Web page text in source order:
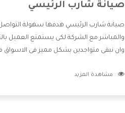
صيانة شارب الرئيسي
صيانة شارب الرئيسي هدفها سهولة
والمباشر مع الشركة لكى يستمتع العميل
وان نبقى متواجدين بشكل مميز فى
بالخدمات التى تنفرد الشركة بها والتى تكون
مشاهدة المزيد